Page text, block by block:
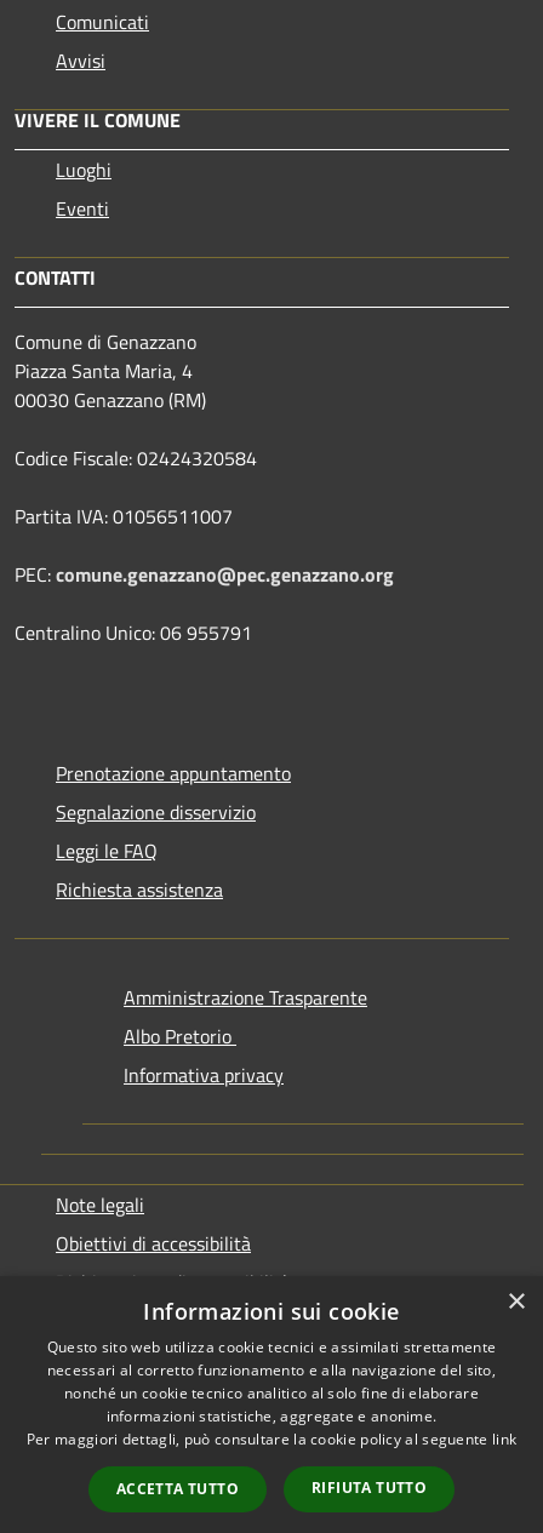
Comunicati
Avvisi
VIVERE IL COMUNE
Luoghi
Eventi
CONTATTI
Comune di Genazzano
Piazza Santa Maria, 4
00030 Genazzano (RM)
Codice Fiscale: 02424320584
Partita IVA: 01056511007
PEC:comune.genazzano@pec.genazzano.org
Centralino Unico: 06 955791
Prenotazione appuntamento
Segnalazione disservizio
Leggi le FAQ
Richiesta assistenza
Amministrazione Trasparente
Albo Pretorio
Informativa privacy
Note legali
Obiettivi di accessibilità
Dichiarazione di accessibilità
Accessibilità
Copyright © 2026 • Comune di
Genazzano • Powered by
Municipium•
Accesso
redazione
×
Informazioni sui cookie
Questo sito web utilizza cookie tecnici e assimilati strettamente
necessari al corretto funzionamento e alla navigazione del sito,
nonché un cookie tecnico analitico al solo fine di elaborare
informazioni statistiche, aggregate e anonime.
Per maggiori dettagli, può consultare la cookie policy al seguente link
ACCETTA TUTTO RIFIUTA TUTTO